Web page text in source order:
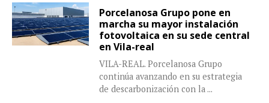
Porcelanosa Grupo pone en
marcha su mayor instalación
fotovoltaica en su sede central
en Vila-real
VILA-REAL. Porcelanosa Grupo
continúa avanzando en su estrategia
de descarbonización con la ...